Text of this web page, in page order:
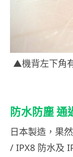
▲機背左下角
防水防塵 通
日本製造，果
/ IPX8 防水及